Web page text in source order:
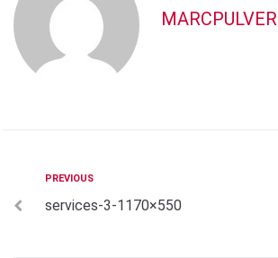
MARCPULVER
Beitragsnavigation
Previous
PREVIOUS
services-3-1170×550